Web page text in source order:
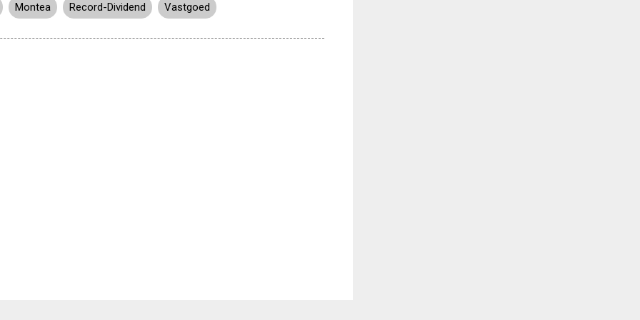
Montea Record-Dividend Vastgoed